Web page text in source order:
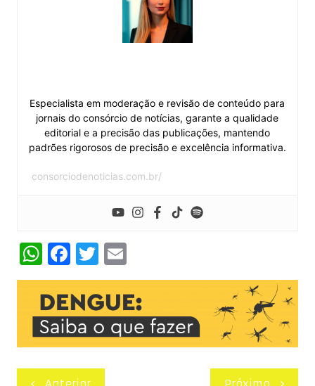
Especialista em moderação e revisão de conteúdo para
jornais do consórcio de notícias, garante a qualidade
editorial e a precisão das publicações, mantendo
padrões rigorosos de precisão e excelência informativa.
consorciodenoticias.com.br/
W
h
at
s
A
p
F
a
c
e
b
o
T
w
itt
er
E
m
ai
l
Navegação